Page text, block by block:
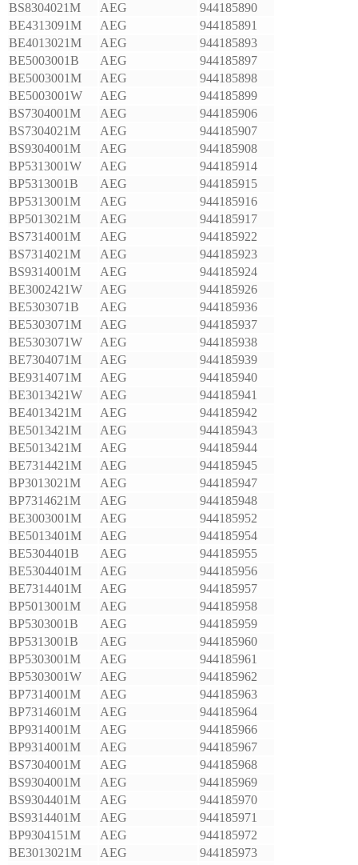
BS8304021M
AEG
944185890
BE4313091M
AEG
944185891
BE4013021M
AEG
944185893
BE5003001B
AEG
944185897
BE5003001M
AEG
944185898
BE5003001W
AEG
944185899
BS7304001M
AEG
944185906
BS7304021M
AEG
944185907
BS9304001M
AEG
944185908
BP5313001W
AEG
944185914
BP5313001B
AEG
944185915
BP5313001M
AEG
944185916
BP5013021M
AEG
944185917
BS7314001M
AEG
944185922
BS7314021M
AEG
944185923
BS9314001M
AEG
944185924
BE3002421W
AEG
944185926
BE5303071B
AEG
944185936
BE5303071M
AEG
944185937
BE5303071W
AEG
944185938
BE7304071M
AEG
944185939
BE9314071M
AEG
944185940
BE3013421W
AEG
944185941
BE4013421M
AEG
944185942
BE5013421M
AEG
944185943
BE5013421M
AEG
944185944
BE7314421M
AEG
944185945
BP3013021M
AEG
944185947
BP7314621M
AEG
944185948
BE3003001M
AEG
944185952
BE5013401M
AEG
944185954
BE5304401B
AEG
944185955
BE5304401M
AEG
944185956
BE7314401M
AEG
944185957
BP5013001M
AEG
944185958
BP5303001B
AEG
944185959
BP5313001B
AEG
944185960
BP5303001M
AEG
944185961
BP5303001W
AEG
944185962
BP7314001M
AEG
944185963
BP7314601M
AEG
944185964
BP9314001M
AEG
944185966
BP9314001M
AEG
944185967
BS7304001M
AEG
944185968
BS9304001M
AEG
944185969
BS9304401M
AEG
944185970
BS9314401M
AEG
944185971
BP9304151M
AEG
944185972
BE3013021M
AEG
944185973